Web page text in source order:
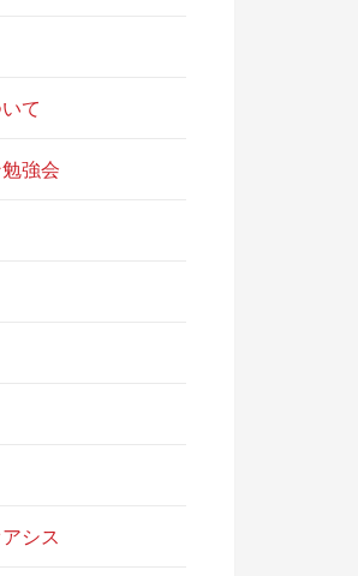
て
強会
シス